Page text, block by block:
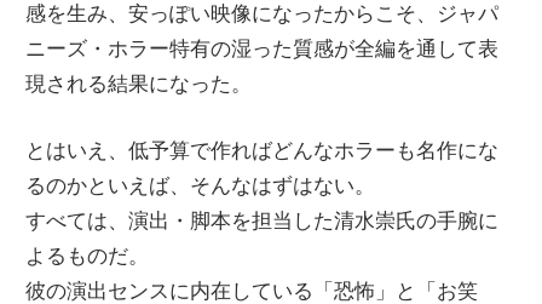
感を生み、安っぽい映像になったからこそ、ジャパ
ニーズ・ホラー特有の湿った質感が全編を通して表
現される結果になった。
とはいえ、低予算で作ればどんなホラーも名作にな
るのかといえば、そんなはずはない。
すべては、演出・脚本を担当した清水崇氏の手腕に
よるものだ。
彼の演出センスに内在している「恐怖」と「お笑